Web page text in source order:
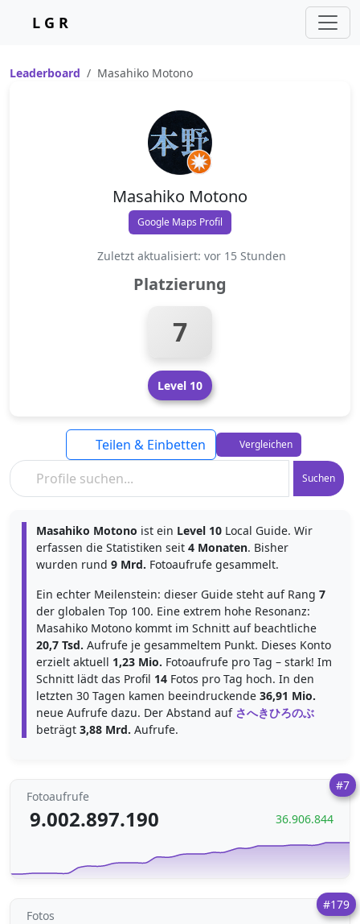
L G R
Leaderboard Masahiko Motono
Masahiko Motono
Google Maps Profil
Zuletzt aktualisiert: vor 15 Stunden
Platzierung
7
Level 10
Suchen
Teilen & Einbetten Vergleichen
Masahiko Motono ist ein Level 10 Local Guide. Wir
erfassen die Statistiken seit 4 Monaten. Bisher
wurden rund 9 Mrd. Fotoaufrufe gesammelt.
Ein echter Meilenstein: dieser Guide steht auf Rang 7
der globalen Top 100. Eine extrem hohe Resonanz:
Masahiko Motono kommt im Schnitt auf beachtliche
20,7 Tsd. Aufrufe je gesammeltem Punkt. Dieses Konto
erzielt aktuell 1,23 Mio. Fotoaufrufe pro Tag – stark! Im
Schnitt lädt das Profil 14 Fotos pro Tag hoch. In den
letzten 30 Tagen kamen beeindruckende 36,91 Mio.
neue Aufrufe dazu. Der Abstand auf さへきひろのぶ
beträgt 3,88 Mrd. Aufrufe.
#7
Fotoaufrufe
9.002.897.190 36.906.844
#179
Fotos